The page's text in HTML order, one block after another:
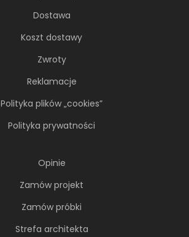
Dostawa
Koszt dostawy
Zwroty
Reklamacje
Polityka plików „cookies”
Polityka prywatności
Opinie
Zamów projekt
Zamów próbki
Strefa architekta